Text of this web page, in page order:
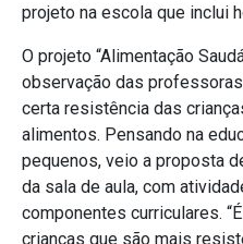
projeto na escola que inclui
O projeto “Alimentação
observação das
certa resistência das
alimentos. Pensando na
pequenos, veio a proposta
da sala de aula, com
componentes curriculares.
crianças que são mais